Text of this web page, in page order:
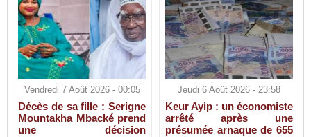
Vendredi 7 Août 2026 - 00:05
Décès de sa fille : Serigne
Mountakha Mbacké prend
une décision
Jeudi 6 Août 2026 - 23:58
Keur Ayip : un économiste
arrêté après une
présumée arnaque de 655